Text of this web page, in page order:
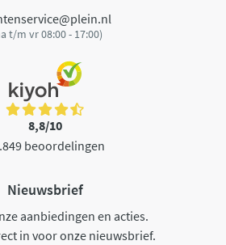
t/m vr 08:00 - 17:00)
8,8/10
beoordelingen
Nieuwsbrief
aanbiedingen en acties.
in voor onze nieuwsbrief.